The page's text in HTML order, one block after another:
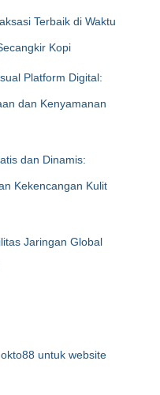
Terbaik di Waktu
Kopi
Platform Digital:
dan Kenyamanan
dan Dinamis:
Kekencangan Kulit
Jaringan Global
untuk website